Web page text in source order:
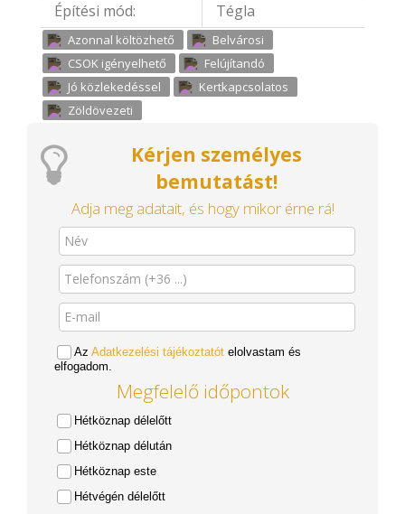
Építési mód:
Tégla
Azonnal költözhető
Belvárosi
CSOK igényelhető
Felújítandó
Jó közlekedéssel
Kertkapcsolatos
Zöldövezeti
Kérjen személyes
bemutatást!
Adja meg adatait, és hogy mikor érne rá!
Az Adatkezelési tájékoztatót elolvastam és
elfogadom.
Megfelelő időpontok
Hétköznap délelőtt
Hétköznap délután
Hétköznap este
Hétvégén délelőtt